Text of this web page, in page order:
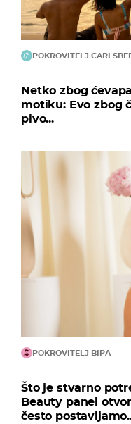
POKROVITELJ
Netko zbog
motiku: Evo zbog
pivo...
POKROVITELJ BIPA
Što je stvarno
Beauty panel
često